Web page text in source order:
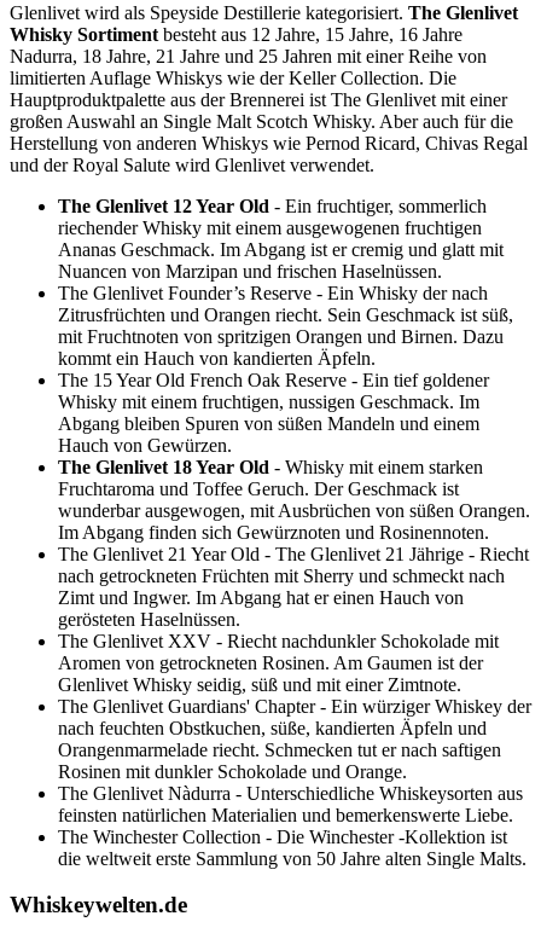
Glenlivet wird als Speyside Destillerie kategorisiert. The Glenlivet
Whisky Sortiment besteht aus 12 Jahre, 15 Jahre, 16 Jahre
Nadurra, 18 Jahre, 21 Jahre und 25 Jahren mit einer Reihe von
limitierten Auflage Whiskys wie der Keller Collection. Die
Hauptproduktpalette aus der Brennerei ist The Glenlivet mit einer
großen Auswahl an Single Malt Scotch Whisky. Aber auch für die
Herstellung von anderen Whiskys wie Pernod Ricard, Chivas Regal
und der Royal Salute wird Glenlivet verwendet.
The Glenlivet 12 Year Old - Ein fruchtiger, sommerlich
riechender Whisky mit einem ausgewogenen fruchtigen
Ananas Geschmack. Im Abgang ist er cremig und glatt mit
Nuancen von Marzipan und frischen Haselnüssen.
The Glenlivet Founder’s Reserve - Ein Whisky der nach
Zitrusfrüchten und Orangen riecht. Sein Geschmack ist süß,
mit Fruchtnoten von spritzigen Orangen und Birnen. Dazu
kommt ein Hauch von kandierten Äpfeln.
The 15 Year Old French Oak Reserve - Ein tief goldener
Whisky mit einem fruchtigen, nussigen Geschmack. Im
Abgang bleiben Spuren von süßen Mandeln und einem
Hauch von Gewürzen.
The Glenlivet 18 Year Old - Whisky mit einem starken
Fruchtaroma und Toffee Geruch. Der Geschmack ist
wunderbar ausgewogen, mit Ausbrüchen von süßen Orangen.
Im Abgang finden sich Gewürznoten und Rosinennoten.
The Glenlivet 21 Year Old - The Glenlivet 21 Jährige - Riecht
nach getrockneten Früchten mit Sherry und schmeckt nach
Zimt und Ingwer. Im Abgang hat er einen Hauch von
gerösteten Haselnüssen.
The Glenlivet XXV - Riecht nachdunkler Schokolade mit
Aromen von getrockneten Rosinen. Am Gaumen ist der
Glenlivet Whisky seidig, süß und mit einer Zimtnote.
The Glenlivet Guardians' Chapter - Ein würziger Whiskey der
nach feuchten Obstkuchen, süße, kandierten Äpfeln und
Orangenmarmelade riecht. Schmecken tut er nach saftigen
Rosinen mit dunkler Schokolade und Orange.
The Glenlivet Nàdurra - Unterschiedliche Whiskeysorten aus
feinsten natürlichen Materialien und bemerkenswerte Liebe.
The Winchester Collection - Die Winchester -Kollektion ist
die weltweit erste Sammlung von 50 Jahre alten Single Malts.
Whiskeywelten.de